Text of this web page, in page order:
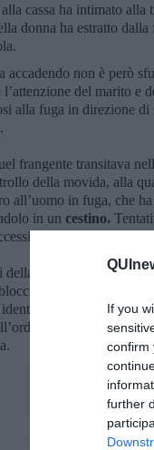
If you
confirm
further
cassa ha intimato alla
donna ha estratto
accadendo non è però
l’attenzione del marito e
alla fuga in direzione
frangente transitava
della movida, alla
all’uomo in fuga, che
in un cestino.
della municipale hanno
in piazza Guido
identificato: si trattava di
per reati contro